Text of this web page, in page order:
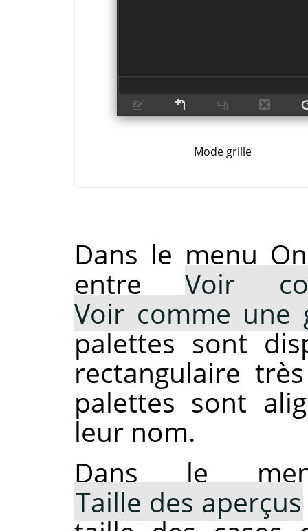
Mode grille
Dans le menu
entreVoir
Voir comme une
palettes sont
rectangulaire
palettes sont
leur nom.
Dans le
Taille des aperçus